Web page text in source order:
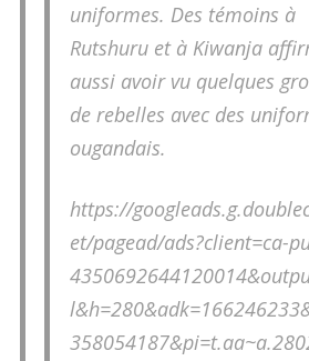
uniformes. Des témoins à
Rutshuru et à Kiwanja
aussi avoir vu quelques
de rebelles avec des
ougandais.
https://
et/pagead/ads?client=ca-